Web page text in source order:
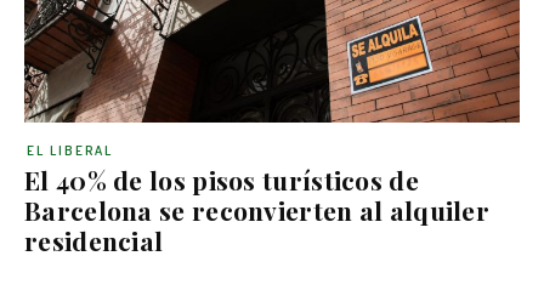
El 40% de los pisos turísticos de
Barcelona se reconvierten al alquiler
residencial
EL LIBERAL